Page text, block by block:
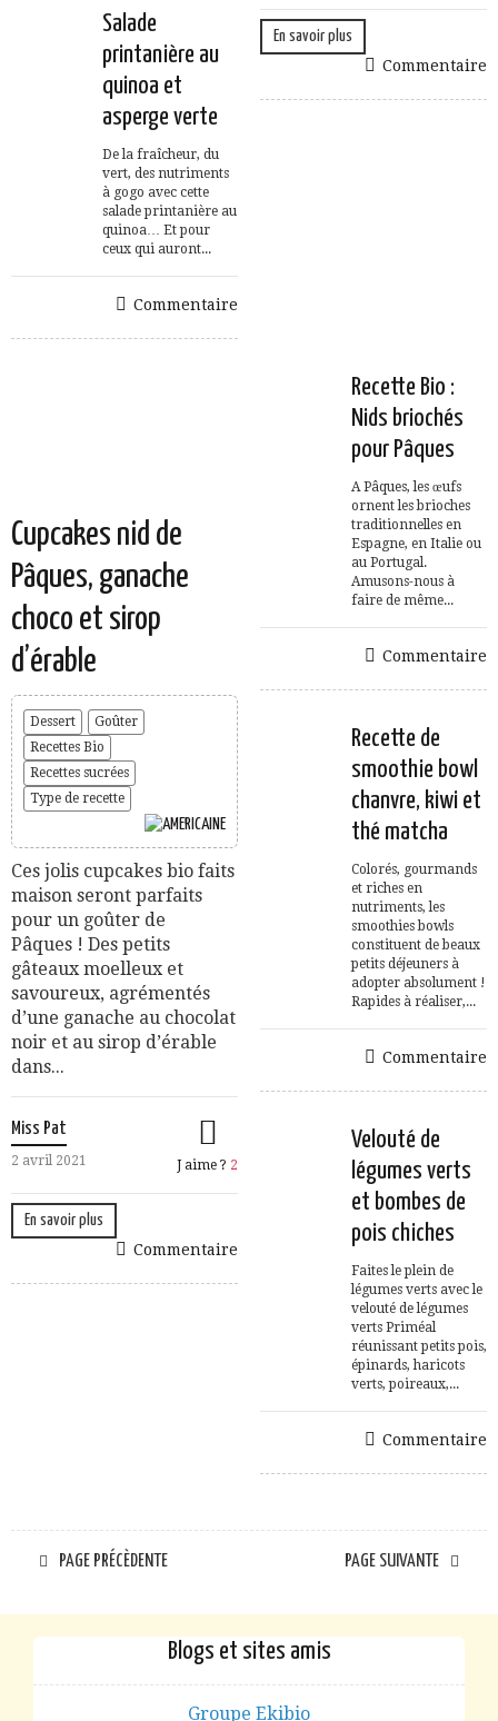
Salade
printanière au
quinoa et
asperge verte
De la fraîcheur, du
vert, des nutriments
à gogo avec cette
salade printanière au
quinoa… Et pour
ceux qui auront...
Commentaire
En savoir plus
Commentaire
Cupcakes nid de
Pâques, ganache
choco et sirop
d’érable
Dessert
Goûter
Recettes Bio
Recettes sucrées
Type de recette
Ces jolis cupcakes bio faits
maison seront parfaits
pour un goûter de
Pâques ! Des petits
gâteaux moelleux et
savoureux, agrémentés
d’une ganache au chocolat
noir et au sirop d’érable
dans...
Miss Pat
2 avril 2021 J aime ? 2
En savoir plus
Commentaire
Recette Bio :
Nids briochés
pour Pâques
A Pâques, les œufs
ornent les brioches
traditionnelles en
Espagne, en Italie ou
au Portugal.
Amusons-nous à
faire de même...
Commentaire
Recette de
smoothie bowl
chanvre, kiwi et
thé matcha
Colorés, gourmands
et riches en
nutriments, les
smoothies bowls
constituent de beaux
petits déjeuners à
adopter absolument !
Rapides à réaliser,...
Commentaire
Velouté de
légumes verts
et bombes de
pois chiches
Faites le plein de
légumes verts avec le
velouté de légumes
verts Priméal
réunissant petits pois,
épinards, haricots
verts, poireaux,...
Commentaire
PAGE PRÉCÈDENTE PAGE SUIVANTE
Blogs et sites amis
Groupe Ekibio